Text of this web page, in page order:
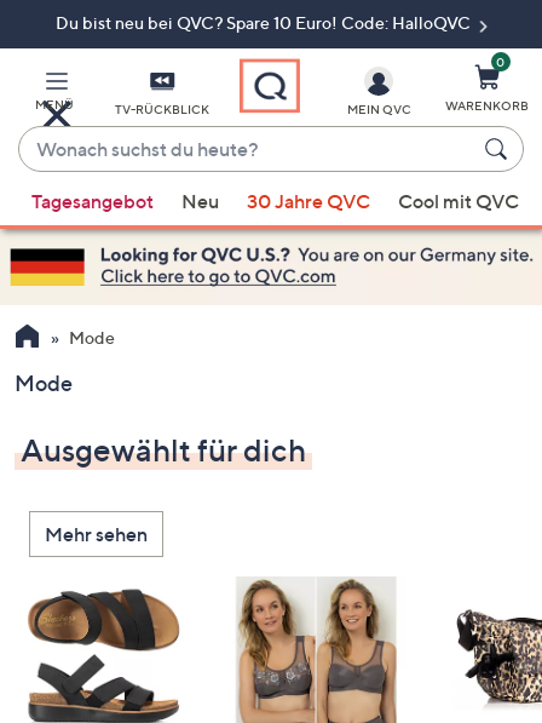
Du bist neu bei QVC? Spare 10 Euro! Code: HalloQVC
MENÜ TV-RÜCKBLICK
Wonach
suchst
du
heute?
Vorschläge
verfügbar
sind,
verwenden
Sie
Pfeiltasten
oben
und
nach
unten
oder
wischen
Sie
Touch-
Geräten
MEIN QVC
0
WARENKORB
Tagesangebot Neu 30 Jahre QVC Cool mit QVC
Mode
Mode
Ausgewählt für dich
Mehr sehen